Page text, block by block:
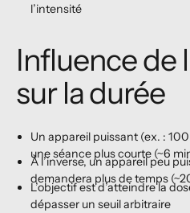
l’intensité
Influence de
sur la durée
Un appareil puissant (ex. :
une séance plus courte (~6
À l’inverse, un appareil peu
demandera plus de temps
L’objectif est d’atteindre la
dépasser un seuil arbitraire